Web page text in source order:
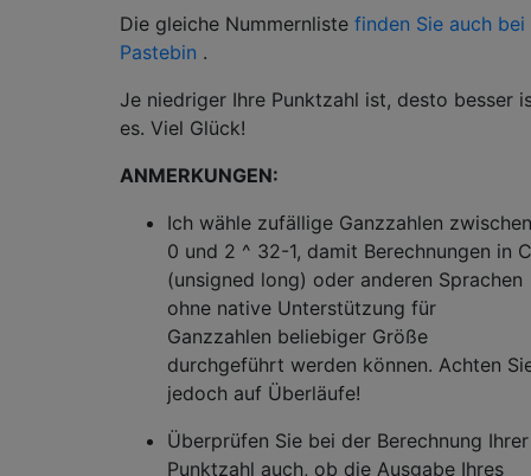
Die gleiche Nummernliste finden Sie auch bei
Pastebin .
Je niedriger Ihre Punktzahl ist, desto besser
es. Viel Glück!
ANMERKUNGEN:
Ich wähle zufällige Ganzzahlen zwischen
0 und 2 ^ 32-1, damit Berechnungen in C
(unsigned long) oder anderen Sprachen
ohne native Unterstützung für
Ganzzahlen beliebiger Größe
durchgeführt werden können. Achten
jedoch auf Überläufe!
Überprüfen Sie bei der Berechnung Ihrer
Punktzahl auch, ob die Ausgabe Ihres